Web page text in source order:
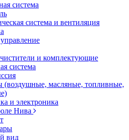
система
система и вентиляция
и комплектующие
система
(воздушные, масляные, топливные,
и электроника
Нива
вид